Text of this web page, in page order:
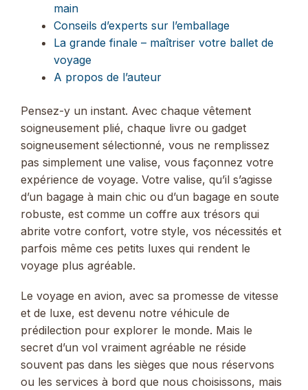
main
Conseils d’experts sur l’emballage
La grande finale – maîtriser votre ballet de
voyage
A propos de l’auteur
Pensez-y un instant. Avec chaque vêtement
soigneusement plié, chaque livre ou gadget
soigneusement sélectionné, vous ne remplissez
pas simplement une valise, vous façonnez votre
expérience de voyage. Votre valise, qu’il s’agisse
d’un bagage à main chic ou d’un bagage en soute
robuste, est comme un coffre aux trésors qui
abrite votre confort, votre style, vos nécessités et
parfois même ces petits luxes qui rendent le
voyage plus agréable.
Le voyage en avion, avec sa promesse de vitesse
et de luxe, est devenu notre véhicule de
prédilection pour explorer le monde. Mais le
secret d’un vol vraiment agréable ne réside
souvent pas dans les sièges que nous réservons
ou les services à bord que nous choisissons, mais